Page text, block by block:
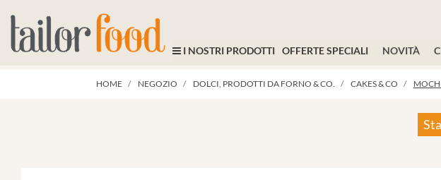
I NOSTRI PRODOTTI OFFERTE SPECIALI NOVITÀ
HOME NEGOZIO DOLCI, PRODOTTI DA FORNO & CO. CAKES & CO